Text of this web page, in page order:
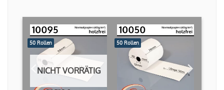
50 Rollen
NICHT VORRÄTIG
50 Rollen